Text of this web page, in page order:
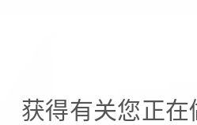
获得有关您正在